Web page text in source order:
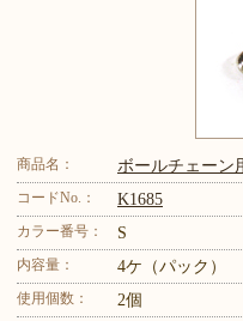
商品名： ボールチェーン
コードNo.： K1685
カラー番号：
S
内容量： 4ケ（パック）
使用個数： 2個